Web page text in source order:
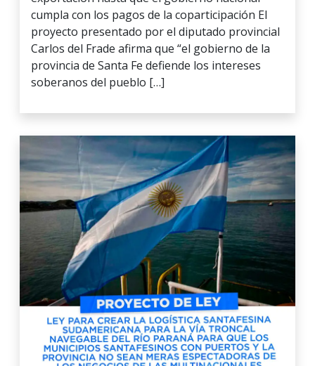
cumpla con los pagos de la coparticipación El
proyecto presentado por el diputado provincial
Carlos del Frade afirma que “el gobierno de la
provincia de Santa Fe defiende los intereses
soberanos del pueblo […]